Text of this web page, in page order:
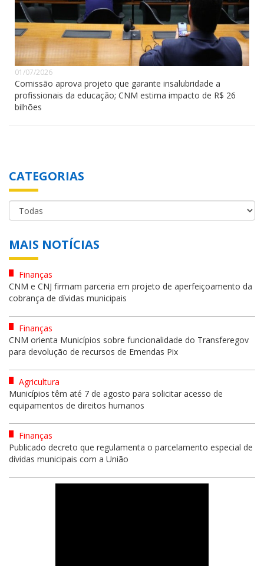
01/07/2026
Comissão aprova projeto que garante insalubridade a
profissionais da educação; CNM estima impacto de R$ 26
bilhões
CATEGORIAS
MAIS NOTÍCIAS
Finanças
CNM e CNJ firmam parceria em projeto de aperfeiçoamento da
cobrança de dívidas municipais
Finanças
CNM orienta Municípios sobre funcionalidade do Transferegov
para devolução de recursos de Emendas Pix
Agricultura
Municípios têm até 7 de agosto para solicitar acesso de
equipamentos de direitos humanos
Finanças
Publicado decreto que regulamenta o parcelamento especial de
dívidas municipais com a União